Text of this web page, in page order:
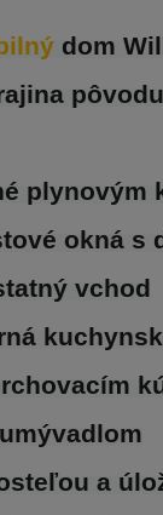
dom
plynovým
okná s
vchod
a